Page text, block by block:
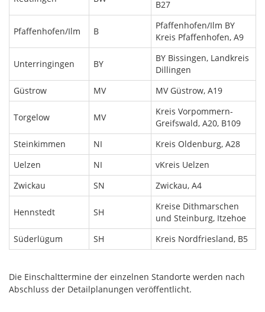
B27
Pfaffenhofen/Ilm B
Pfaffenhofen/Ilm BY
Kreis Pfaffenhofen, A9
Unterringingen BY
BY Bissingen, Landkreis
Dillingen
Güstrow
MV MV Güstrow, A19
Torgelow MV
Kreis Vorpommern-
Greifswald, A20, B109
Steinkimmen
NI
Kreis Oldenburg, A28
Uelzen
NI
vKreis Uelzen
Zwickau
SN Zwickau, A4
Hennstedt SH
Kreise Dithmarschen
und Steinburg, Itzehoe
Süderlügum
SH Kreis Nordfriesland, B5
Die Einschalttermine der einzelnen Standorte werden nach
Abschluss der Detailplanungen veröffentlicht.